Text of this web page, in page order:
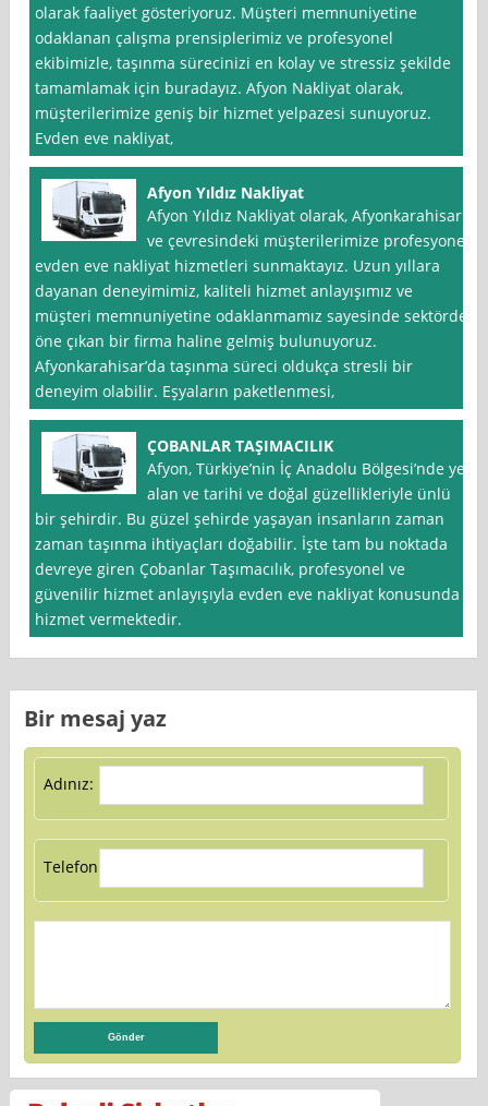
olarak faaliyet gösteriyoruz. Müşteri memnuniyetine
odaklanan çalışma prensiplerimiz ve profesyonel
ekibimizle, taşınma sürecinizi en kolay ve stressiz şekilde
tamamlamak için buradayız. Afyon Nakliyat olarak,
müşterilerimize geniş bir hizmet yelpazesi sunuyoruz.
Evden eve nakliyat,
Afyon Yıldız Nakliyat
Afyon Yıldız Nakliyat olarak, Afyonkarahisar
ve çevresindeki müşterilerimize profesyonel
evden eve nakliyat hizmetleri sunmaktayız. Uzun yıllara
dayanan deneyimimiz, kaliteli hizmet anlayışımız ve
müşteri memnuniyetine odaklanmamız sayesinde sektörde
öne çıkan bir firma haline gelmiş bulunuyoruz.
Afyonkarahisar’da taşınma süreci oldukça stresli bir
deneyim olabilir. Eşyaların paketlenmesi,
ÇOBANLAR TAŞIMACILIK
Afyon, Türkiye’nin İç Anadolu Bölgesi’nde yer
alan ve tarihi ve doğal güzellikleriyle ünlü
bir şehirdir. Bu güzel şehirde yaşayan insanların zaman
zaman taşınma ihtiyaçları doğabilir. İşte tam bu noktada
devreye giren Çobanlar Taşımacılık, profesyonel ve
güvenilir hizmet anlayışıyla evden eve nakliyat konusunda
hizmet vermektedir.
Bir mesaj yaz
Adınız:
Telefon: